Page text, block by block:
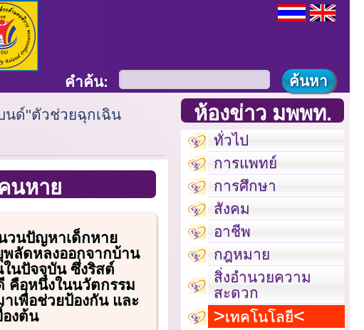
คำค้น:
นด์''ตัวช่วยฉุกเฉิน
นหาย
วนปัญหาเด็กหาย
พลัดหลงออกจากบ้าน
นปัจจุบัน ซึ่งริสต์
คือหนึ่งในนวัตกรรม
เพื่อช่วยป้องกัน และ
องต้น
ห้องข่าว มพพท.
ทั่วไป
การแพทย์
การศึกษา
สังคม
อาชีพ
กฎหมาย
สิ่งอำนวยความ
สะดวก
เทคโนโลยี